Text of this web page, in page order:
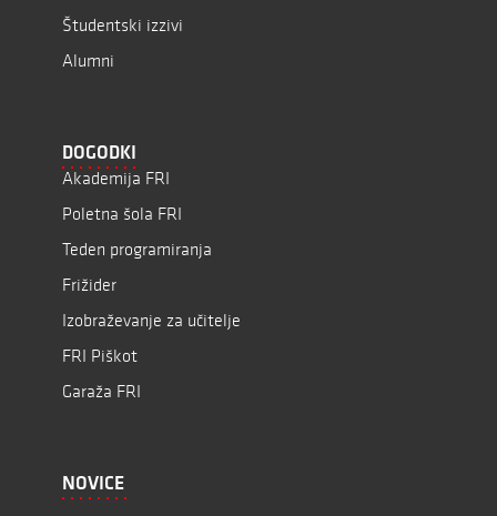
Študentski izzivi
Alumni
DOGODKI
Akademija FRI
Poletna šola FRI
Teden programiranja
Frižider
Izobraževanje za učitelje
FRI Piškot
Garaža FRI
NOVICE